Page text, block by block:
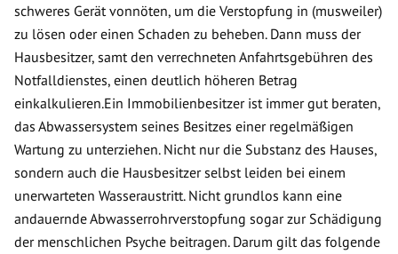
schweres Gerät vonnöten, um die Verstopfung in (musweiler)
zu lösen oder einen Schaden zu beheben. Dann muss der
Hausbesitzer, samt den verrechneten Anfahrtsgebühren des
Notfalldienstes, einen deutlich höheren Betrag
einkalkulieren.Ein Immobilienbesitzer ist immer gut beraten,
das Abwassersystem seines Besitzes einer regelmäßigen
Wartung zu unterziehen. Nicht nur die Substanz des Hauses,
sondern auch die Hausbesitzer selbst leiden bei einem
unerwarteten Wasseraustritt. Nicht grundlos kann eine
andauernde Abwasserrohrverstopfung sogar zur Schädigung
der menschlichen Psyche beitragen. Darum gilt das folgende